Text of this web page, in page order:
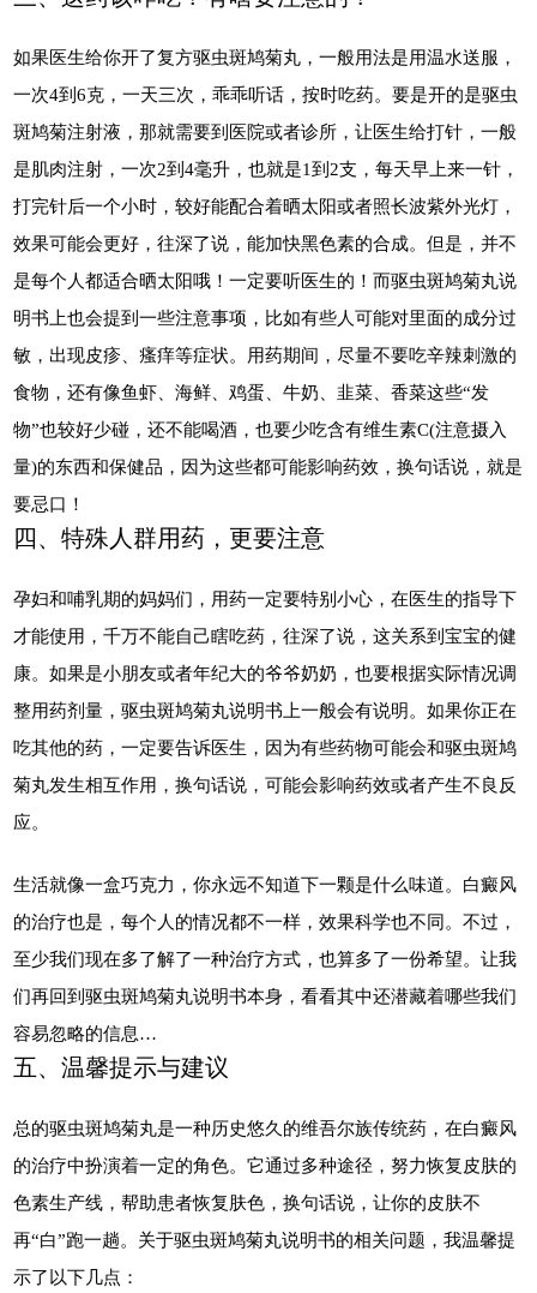
如果医生给你开了复方驱虫斑鸠菊丸，一般用法是用温水送服，
一次4到6克，一天三次，乖乖听话，按时吃药。要是开的是驱虫
斑鸠菊注射液，那就需要到医院或者诊所，让医生给打针，一般
是肌肉注射，一次2到4毫升，也就是1到2支，每天早上来一针，
打完针后一个小时，较好能配合着晒太阳或者照长波紫外光灯，
效果可能会更好，往深了说，能加快黑色素的合成。但是，并不
是每个人都适合晒太阳哦！一定要听医生的！而驱虫斑鸠菊丸说
明书上也会提到一些注意事项，比如有些人可能对里面的成分过
敏，出现皮疹、瘙痒等症状。用药期间，尽量不要吃辛辣刺激的
食物，还有像鱼虾、海鲜、鸡蛋、牛奶、韭菜、香菜这些“发
物”也较好少碰，还不能喝酒，也要少吃含有维生素C(注意摄入
量)的东西和保健品，因为这些都可能影响药效，换句话说，就是
要忌口！
四、特殊人群用药，更要注意
孕妇和哺乳期的妈妈们，用药一定要特别小心，在医生的指导下
才能使用，千万不能自己瞎吃药，往深了说，这关系到宝宝的健
康。如果是小朋友或者年纪大的爷爷奶奶，也要根据实际情况调
整用药剂量，驱虫斑鸠菊丸说明书上一般会有说明。如果你正在
吃其他的药，一定要告诉医生，因为有些药物可能会和驱虫斑鸠
菊丸发生相互作用，换句话说，可能会影响药效或者产生不良反
应。
生活就像一盒巧克力，你永远不知道下一颗是什么味道。白癜风
的治疗也是，每个人的情况都不一样，效果科学也不同。不过，
至少我们现在多了解了一种治疗方式，也算多了一份希望。让我
们再回到驱虫斑鸠菊丸说明书本身，看看其中还潜藏着哪些我们
容易忽略的信息…
五、温馨提示与建议
总的驱虫斑鸠菊丸是一种历史悠久的维吾尔族传统药，在白癜风
的治疗中扮演着一定的角色。它通过多种途径，努力恢复皮肤的
色素生产线，帮助患者恢复肤色，换句话说，让你的皮肤不
再“白”跑一趟。关于驱虫斑鸠菊丸说明书的相关问题，我温馨提
示了以下几点：